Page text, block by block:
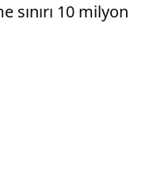
sınırı 10 milyon